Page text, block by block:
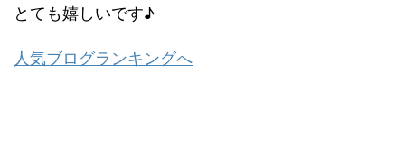
とても嬉しいです♪
人気ブログランキングへ